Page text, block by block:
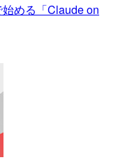
始める「Claude on